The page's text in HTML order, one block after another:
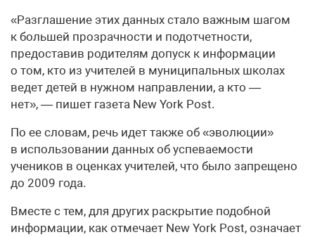
«Разглашение этих данных стало важным шагом
к большей прозрачности и подотчетности,
предоставив родителям допуск к информации
о том, кто из учителей в муниципальных школах
ведет детей в нужном направлении, а кто —
нет», — пишет газета New York Post.
По ее словам, речь идет также об «эволюции»
в использовании данных об успеваемости
учеников в оценках учителей, что было запрещено
до 2009 года.
Вместе с тем, для других раскрытие подобной
информации, как отмечает New York Post, означает